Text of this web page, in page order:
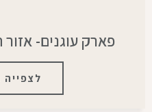
פארק עוגנים-